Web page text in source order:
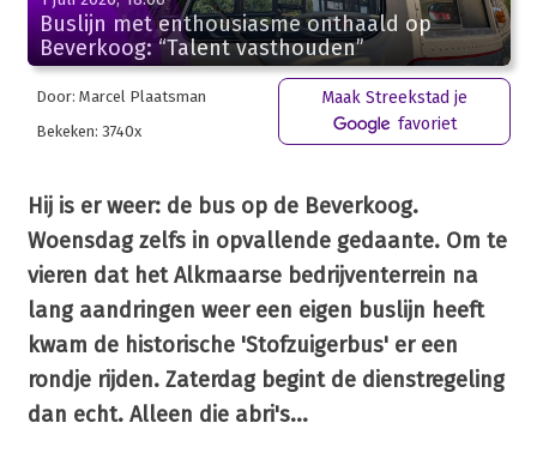
Buslijn met enthousiasme onthaald op
Beverkoog: “Talent vasthouden”
Door: Marcel Plaatsman
Bekeken: 3740x
Maak Streekstad je
favoriet
Hij is er weer: de bus op de Beverkoog.
Woensdag zelfs in opvallende gedaante. Om te
vieren dat het Alkmaarse bedrijventerrein na
lang aandringen weer een eigen buslijn heeft
kwam de historische 'Stofzuigerbus' er een
rondje rijden. Zaterdag begint de dienstregeling
dan echt. Alleen die abri's...